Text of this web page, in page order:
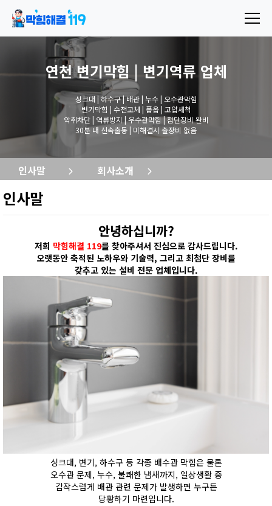
연천 변기막힘 | 변기역류 업체
싱크대 | 하수구 | 배관 | 누수 | 오수관막힘
변기막힘 | 수전교체 | 폽옵 | 고압세척
악취차단 | 역류방지 | 우수관막힘 | 첨단장비 완비
30분 내 신속출동 | 미해결시 출장비 없음
인사말 회사소개
인사말
안녕하십니까?
저희 막힘해결 119를 찾아주셔서 진심으로 감사드립니다.
오랫동안 축적된 노하우와 기술력, 그리고 최첨단 장비를
갖추고 있는 설비 전문 업체입니다.
싱크대, 변기, 하수구 등 각종 배수관 막힘은 물론
오수관 문제, 누수, 불쾌한 냄새까지, 일상생활 중
갑작스럽게 배관 관련 문제가 발생하면 누구든
당황하기 마련입니다.